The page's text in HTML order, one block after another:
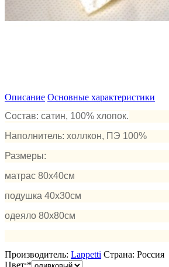
Описание Основные характеристики
Состав: сатин, 100% хлопок.
Наполнитель: холлкон, ПЭ 100%
Размеры:
матрас 80х40см
подушка 40х30см
одеяло 80х80см
Производитель: Lappetti Страна: Россия
Цвет:*